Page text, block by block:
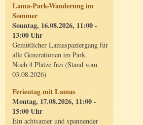
Lama-Park-Wanderung im
Sommer
Sonntag, 16.08.2026, 11:00 -
13:00 Uhr
Gemütlicher Lamaspaziergang für
alle Generationen im Park.
Noch 4 Plätze frei (Stand vom
03.08.2026)
Ferientag mit Lamas
Montag, 17.08.2026, 11:00 -
15:00 Uhr
Ein achtsamer und spannender